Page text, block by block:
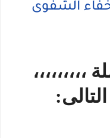
الشفوى
،،،،،،،،،